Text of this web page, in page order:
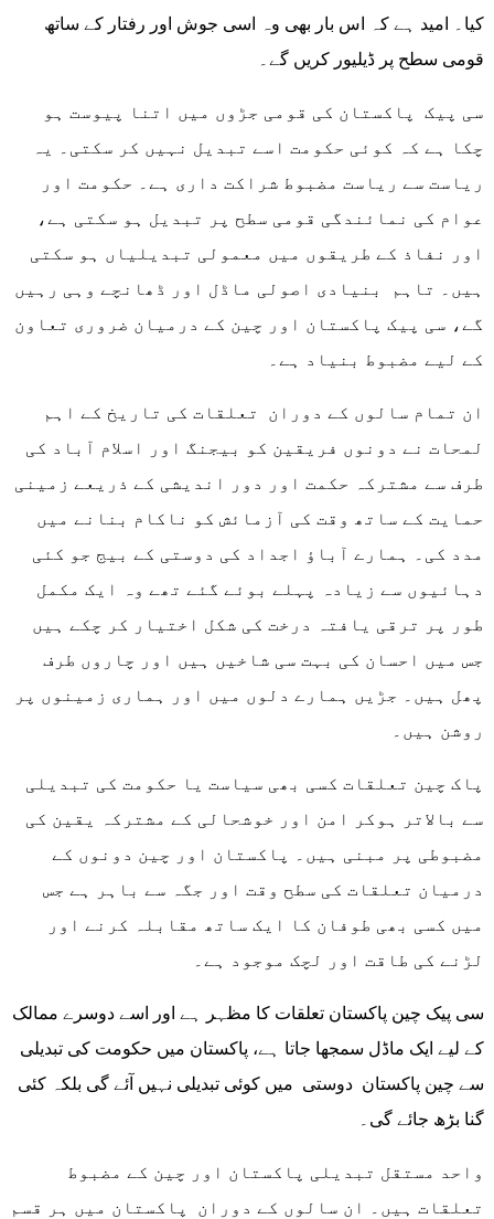
کیا۔ امید ہے کہ اس بار بھی وہ اسی جوش اور رفتار کے ساتھ
قومی سطح پر ڈیلیور کریں گے۔
چکا ہے کہ کوئی حکومت اسے تبدیل نہیں کر سکتی۔ یہ
ریاست سے ریاست مضبوط شراکت داری ہے۔ حکومت اور
عوام کی نمائندگی قومی سطح پر تبدیل ہو سکتی ہے،
اور نفاذ کے طریقوں میں معمولی تبدیلیاں ہو سکتی
ہیں۔ تاہم بنیادی اصولی ماڈل اور ڈھانچے وہی رہیں
گے، سی پیک پاکستان اور چین کے درمیان ضروری تعاون
کے لیے مضبوط بنیاد ہے۔
ان تمام سالوں کے دوران تعلقات کی تاریخ کے اہم
لمحات نے دونوں فریقین کو بیجنگ اور اسلام آباد کی
طرف سے مشترکہ حکمت اور دور اندیشی کے ذریعے زمینی
حمایت کے ساتھ وقت کی آزمائش کو ناکام بنانے میں
مدد کی۔ ہمارے آباؤ اجداد کی دوستی کے بیج جو کئی
دہائیوں سے زیادہ پہلے بوئے گئے تھے وہ ایک مکمل
طور پر ترقی یافتہ درخت کی شکل اختیار کر چکے ہیں
جس میں احسان کی بہت سی شاخیں ہیں اور چاروں طرف
پھل ہیں۔ جڑیں ہمارے دلوں میں اور ہماری زمینوں پر
روشن ہیں۔
پاک چین تعلقات کسی بھی سیاست یا حکومت کی تبدیلی
سے بالاتر ہوکر امن اور خوشحالی کے مشترکہ یقین کی
مضبوطی پر مبنی ہیں۔ پاکستان اور چین دونوں کے
درمیان تعلقات کی سطح وقت اور جگہ سے باہر ہے جس
میں کسی بھی طوفان کا ایک ساتھ مقابلہ کرنے اور
لڑنے کی طاقت اور لچک موجود ہے۔
سی پیک چین پاکستان تعلقات کا مظہر ہے اور اسے دوسرے ممالک
کے لیے ایک ماڈل سمجھا جاتا ہے، پاکستان میں حکومت کی تبدیلی
سے چین پاکستان دوستی میں کوئی تبدیلی نہیں آئے گی بلکہ کئی
گنا بڑھ جائے گی۔
واحد مستقل تبدیلی پاکستان اور چین کے مضبوط
تعلقات ہیں۔ ان سالوں کے دوران پاکستان میں ہر قسم